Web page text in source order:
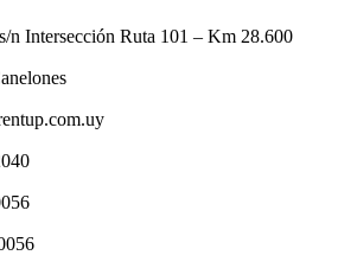
n Intersección Ruta 101 – Km 28.600